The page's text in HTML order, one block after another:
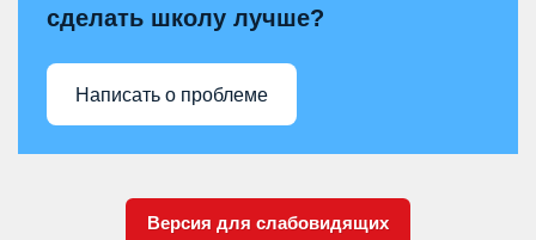
сделать школу лучше?
Написать о проблеме
Версия для слабовидящих